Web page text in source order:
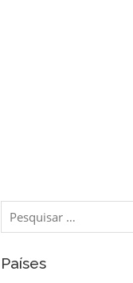
Pesquisar
por:
Países